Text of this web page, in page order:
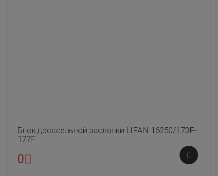
Блок дроссельной заслонки LIFAN 16250/173F-
177F
0